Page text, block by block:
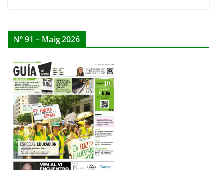
Nº 91 – Maig 2026